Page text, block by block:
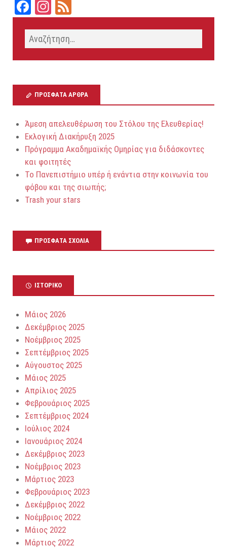
Fa
ce
bo
ok
In
st
ag
ra
ed
ΠΡΌΣΦΑΤΑ ΆΡΘΡΑ
Άμεση απελευθέρωση του Στόλου της Ελευθερίας!
Εκλογική Διακήρυξη 2025
Πρόγραμμα Ακαδημαϊκής Ομηρίας για διδάσκοντες
και φοιτητές
Το Πανεπιστήμιο υπέρ ή ενάντια στην κοινωνία του
φόβου και της σιωπής;
Trash your stars
ΠΡΌΣΦΑΤΑ ΣΧΌΛΙΑ
ΙΣΤΟΡΙΚΌ
Μάιος 2026
Δεκέμβριος 2025
Νοέμβριος 2025
Σεπτέμβριος 2025
Αύγουστος 2025
Μάιος 2025
Απρίλιος 2025
Φεβρουάριος 2025
Σεπτέμβριος 2024
Ιούλιος 2024
Ιανουάριος 2024
Δεκέμβριος 2023
Νοέμβριος 2023
Μάρτιος 2023
Φεβρουάριος 2023
Δεκέμβριος 2022
Νοέμβριος 2022
Μάιος 2022
Μάρτιος 2022